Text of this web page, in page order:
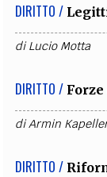
DIRITTO /
diLucio Motta
DIRITTO /
diArmin
DIRITTO /